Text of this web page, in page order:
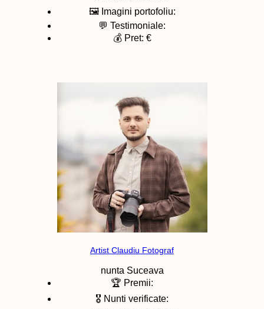
🖼️ Imagini portofoliu:
💬 Testimoniale:
💰 Pret: €
Artist Claudiu Fotograf
nunta Suceava
🏆 Premii:
🎖️ Nunti verificate: